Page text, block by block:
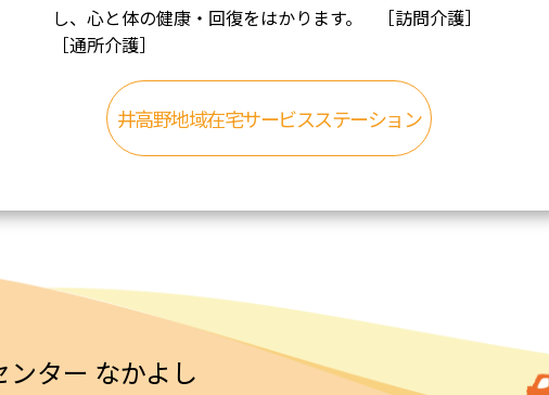
し、心と体の健康・回復をはかります。
［通所介護］
［訪問介護］
井高野地域在宅サービスステーション
ター なかよし